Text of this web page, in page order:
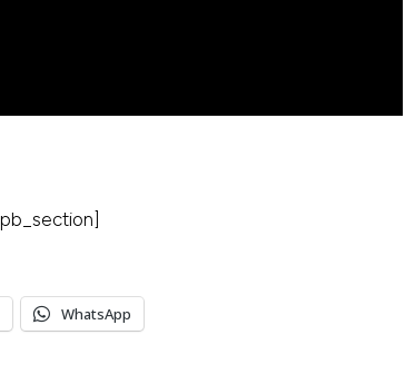
WhatsApp